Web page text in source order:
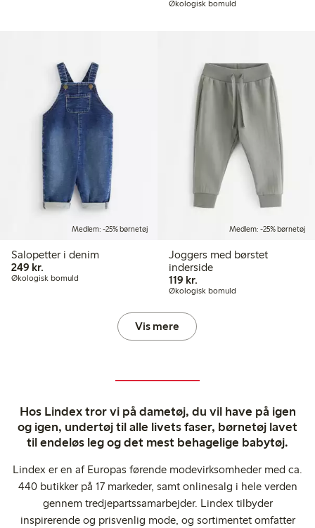
Økologisk bomuld
Medlem: -25% børnetøj
Salopetter i denim
249 kr.
Økologisk bomuld
Medlem: -25% børnetøj
Joggers med børstet
inderside
119 kr.119,00 kr.
Økologisk bomuld
Vis mere
Hos Lindex tror vi på dametøj, du vil have på igen
og igen, undertøj til alle livets faser, børnetøj lavet
til endeløs leg og det mest behagelige babytøj.
Lindex er en af Europas førende modevirksomheder med ca.
440 butikker på 17 markeder, samt onlinesalg i hele verden
gennem tredjepartssamarbejder. Lindex tilbyder
inspirerende og prisvenlig mode, og sortimentet omfatter